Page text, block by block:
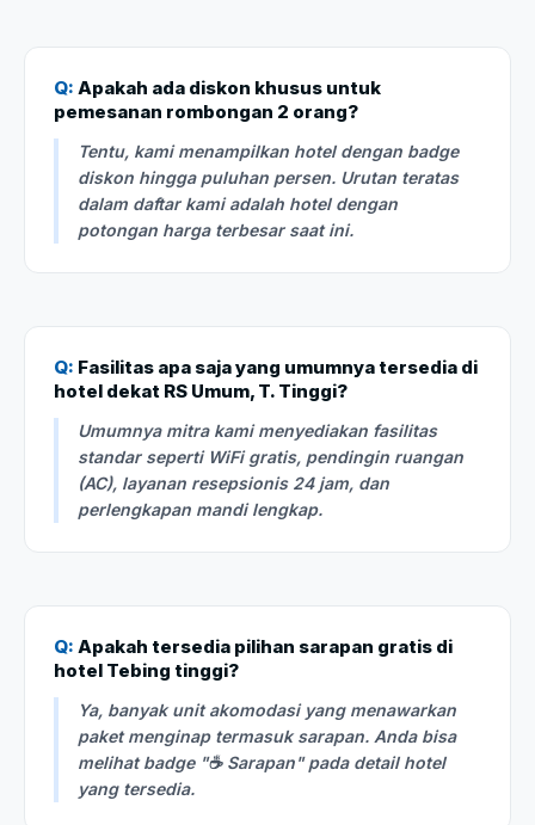
Q: Apakah ada diskon khusus untuk
pemesanan rombongan 2 orang?
Tentu, kami menampilkan hotel dengan badge
diskon hingga puluhan persen. Urutan teratas
dalam daftar kami adalah hotel dengan
potongan harga terbesar saat ini.
Q: Fasilitas apa saja yang umumnya tersedia di
hotel dekat RS Umum, T. Tinggi?
Umumnya mitra kami menyediakan fasilitas
standar seperti WiFi gratis, pendingin ruangan
(AC), layanan resepsionis 24 jam, dan
perlengkapan mandi lengkap.
Q: Apakah tersedia pilihan sarapan gratis di
hotel Tebing tinggi?
Ya, banyak unit akomodasi yang menawarkan
paket menginap termasuk sarapan. Anda bisa
melihat badge "☕ Sarapan" pada detail hotel
yang tersedia.